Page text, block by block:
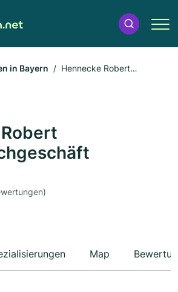
in Bayern
Hennecke Robert
Map